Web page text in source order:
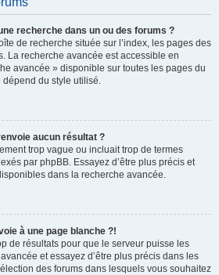
recherche dans un ou des forums ?
de recherche située sur l’index, les pages des
La recherche avancée est accessible en
avancée » disponible sur toutes les pages du
dépend du style utilisé.
aucun résultat ?
trop vague ou incluait trop de termes
par phpBB. Essayez d’être plus précis et
dans la recherche avancée.
à une page blanche ?!
de résultats pour que le serveur puisse les
et essayez d’être plus précis dans les
des forums dans lesquels vous souhaitez